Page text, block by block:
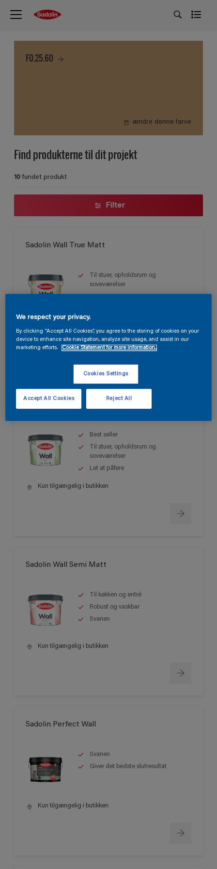
F0.25.60
ændre denne farve
Find produkterne til dit projekt
10fundet produkt
Filter
Sadolin Wall True Matt
Til stuer, opholdsrum og
soveværelser
Best seller
Til stuer, opholdsrum og
soveværelser
Let at påføre
Kun tilgængelig i butikken
Sadolin Wall Semi Matt
Til køkken og entré
Robust og vaskbar
Svanen
Kun tilgængelig i butikken
Sadolin Perfect Wall
Svanen
Giver det bedste slutresultat
Kun tilgængelig i butikken
We respect your privacy.
By clicking “Accept All Cookies”, you agree to the storing of cookies on your
device to enhance site navigation, analyze site usage, and assist in our
marketing efforts.
Cookie Statement for more information.
Cookies Settings
Reject All
Accept All Cookies